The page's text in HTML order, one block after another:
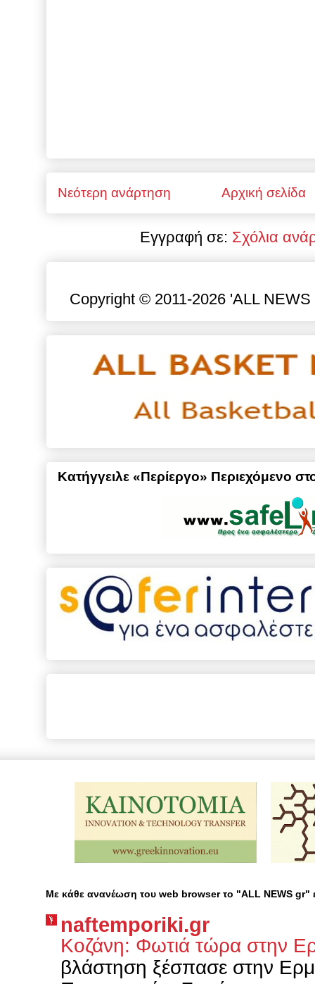
Νεότερη ανάρτηση Αρχική σελίδα
Εγγραφή σε: Σχόλια
Copyright © 2011-2026 'ALL
Κατήγγειλε «Περίεργο» Περιεχόμενο
Με κάθε ανανέωση του web browser το "ALL NEWS gr"
naftemporiki.gr
Κοζάνη: Φωτιά τώρα στην
βλάστηση ξέσπασε στην